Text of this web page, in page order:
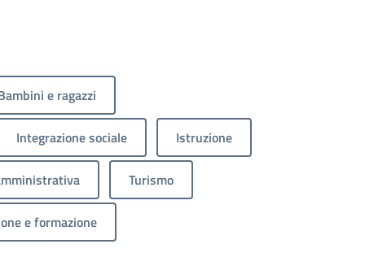
e ragazzi
Integrazione sociale Istruzione
Turismo
e formazione